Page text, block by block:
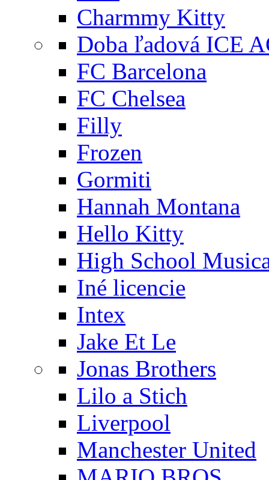
Charmmy Kitty
Doba ľadová ICE
FC Barcelona
FC Chelsea
Filly
Frozen
Gormiti
Hannah Montana
Hello Kitty
High School
Iné licencie
Intex
Jake Et Le
Jonas Brothers
Lilo a Stich
Liverpool
Manchester United